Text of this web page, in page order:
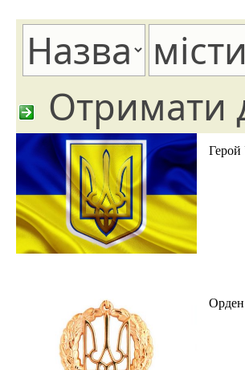
Отримати
Герой